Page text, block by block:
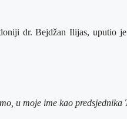
dr. Bejdžan Ilijas, uputio
u moje ime kao predsjednika